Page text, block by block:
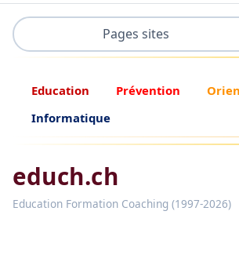
Pages sites
Education Prévention
Informatique
educh.ch
Education Formation Coaching (1997-2026)